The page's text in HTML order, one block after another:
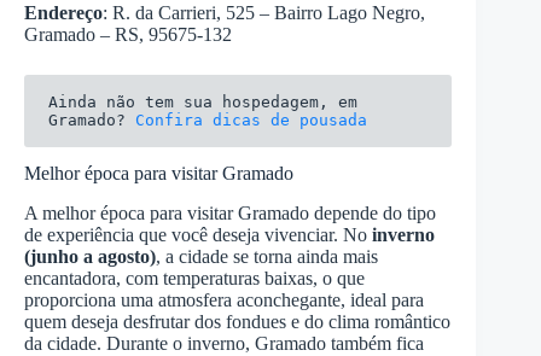
Endereço: R. da Carrieri, 525 – Bairro Lago Negro,
Gramado – RS, 95675-132
Ainda não tem sua hospedagem, em
Gramado? Confira dicas de pousada
Melhor época para visitar Gramado
A melhor época para visitar Gramado depende do tipo
de experiência que você deseja vivenciar. No inverno
(junho a agosto), a cidade se torna ainda mais
encantadora, com temperaturas baixas, o que
proporciona uma atmosfera aconchegante, ideal para
quem deseja desfrutar dos fondues e do clima romântico
da cidade. Durante o inverno, Gramado também fica